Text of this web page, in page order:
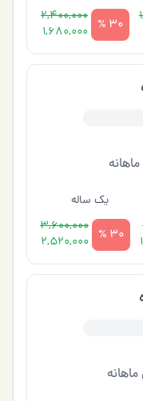
30 %
2,400,000
1,680,000
یک ساله
30 %
3,600,000
2,520,000